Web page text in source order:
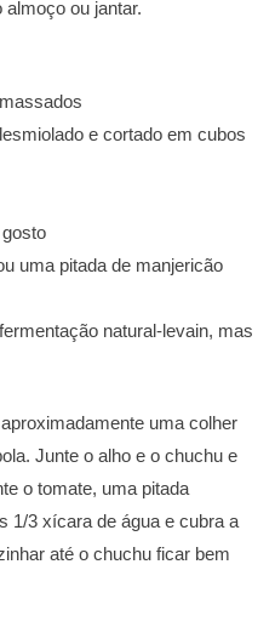
ou jantar.
e cortado em cubos
uma pitada de manjericão
natural-levain, mas
uma colher
Junte o alho e o chuchu e
o tomate, uma pitada
1/3 xícara de água e cubra a
até o chuchu ficar bem